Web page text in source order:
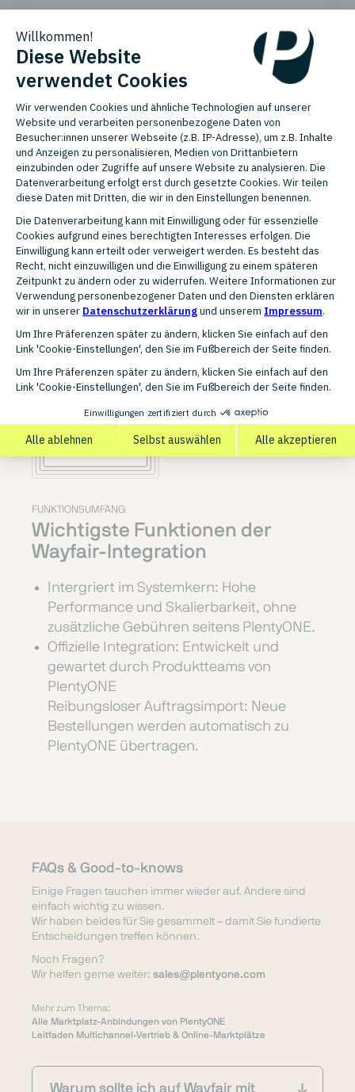
Länder
United Kingdom
FUNKTIONSUMFANG
Wichtigste Funktionen der
Wayfair-Integration
Intergriert im Systemkern: Hohe
Performance und Skalierbarkeit, ohne
zusätzliche Gebühren seitens PlentyONE.
Offizielle Integration: Entwickelt und
gewartet durch Produktteams von
PlentyONE
Reibungsloser Auftragsimport: Neue
Bestellungen werden automatisch zu
PlentyONE übertragen.
FAQs & Good-to-knows
Einige Fragen tauchen immer wieder auf. Andere sind
einfach wichtig zu wissen.
Wir haben beides für Sie gesammelt – damit Sie fundierte
Entscheidungen treffen können.
Noch Fragen?
Wir helfen gerne weiter: sales@plentyone.com
Mehr zum Thema:
Alle Marktplatz-Anbindungen von PlentyONE
Leitfaden Multichannel-Vertrieb & Online-Marktplätze
Warum sollte ich auf Wayfair mit